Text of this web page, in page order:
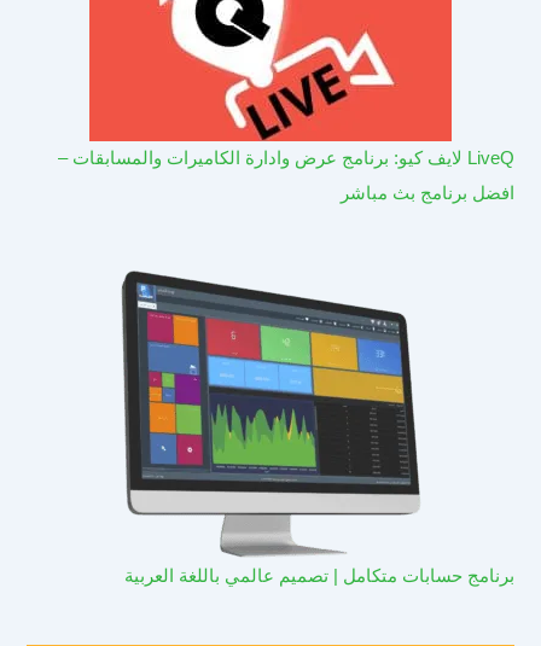
LiveQ لايف كيو: برنامج عرض وادارة الكاميرات والمسابقات –
افضل برنامج بث مباشر
برنامج حسابات متكامل | تصميم عالمي باللغة العربية